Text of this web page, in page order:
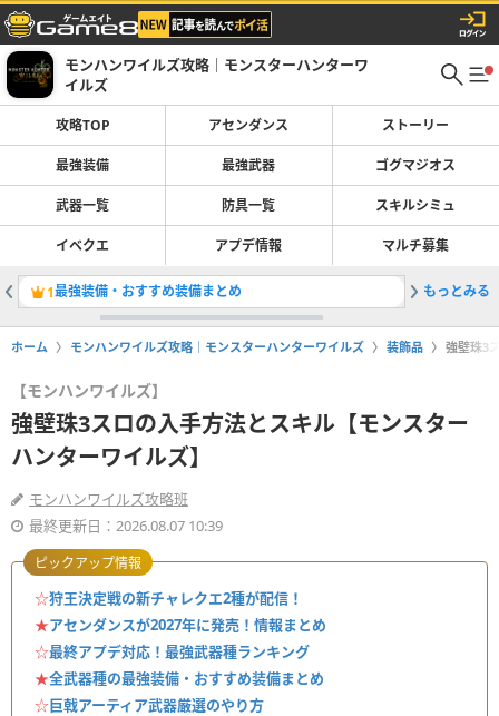
モンハンワイルズ攻略｜モンスターハンターワ
イルズ
攻略TOP アセンダンス ストーリー
最強装備 最強武器 ゴグマジオス
武器一覧 防具一覧 スキルシミュ
イベクエ アプデ情報 マルチ募集
1最強装備・おすすめ装備まとめ 2双剣の
もっとみる
ホーム モンハンワイルズ攻略｜モンスターハンターワイルズ 装飾品 強壁珠3
【モンハンワイルズ】
強壁珠3スロの入手方法とスキル【モンスター
ハンターワイルズ】
モンハンワイルズ攻略班
最終更新日：2026.08.07 10:39
☆狩王決定戦の新チャレクエ2種が配信！
★アセンダンスが2027年に発売！情報まとめ
☆最終アプデ対応！最強武器種ランキング
★全武器種の最強装備・おすすめ装備まとめ
☆巨戟アーティア武器厳選のやり方
ピックアップ情報